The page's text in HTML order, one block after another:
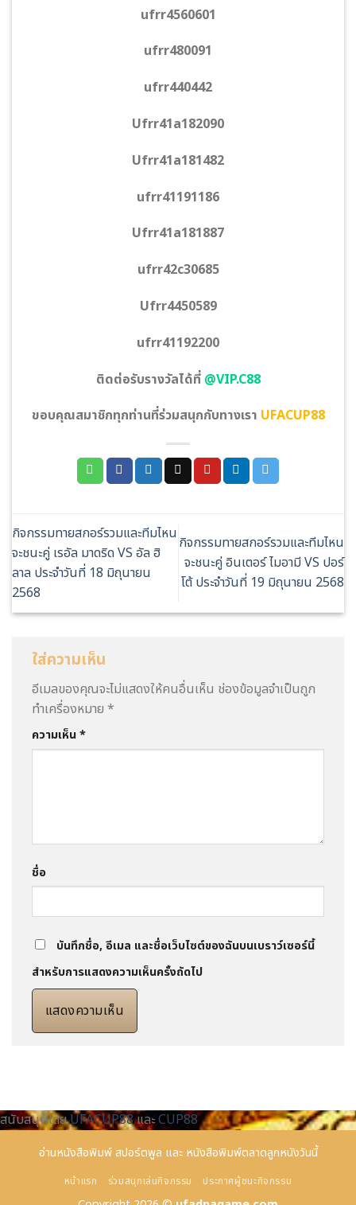
ufrr4560601
ufrr480091
ufrr440442
Ufrr41a182090
Ufrr41a181482
ufrr41191186
Ufrr41a181887
ufrr42c30685
Ufrr4450589
ufrr41192200
ติดต่อรับรางวัลได้ที่ @VIP.C88
ขอบคุณสมาชิกทุกท่านที่ร่วมสนุกกับทางเรา UFACUP88
กิจกรรมทายสกอร์รวมและทีมไหน
จะชนะคู่ เรอัล มาดริด VS อัล ฮิ
ลาล ประจำวันที่ 18 มิถุนายน
2568
กิจกรรมทายสกอร์รวมและทีมไหน
จะชนะคู่ อินเตอร์ ไมอามี VS ปอร์
โต้ ประจำวันที่ 19 มิถุนายน 2568
ใส่ความเห็น
อีเมลของคุณจะไม่แสดงให้คนอื่นเห็น ช่องข้อมูลจำเป็นถูก
ทำเครื่องหมาย *
ความเห็น*
ชื่อ
บันทึกชื่อ, อีเมล และชื่อเว็บไซต์ของฉันบนเบราว์เซอร์นี้
สำหรับการแสดงความเห็นครั้งถัดไป
สนับสนุนโดยUFACUP88และCUP88
อ่านหนังสือพิมพ์สปอร์ตพูล และ หนังสือพิมพ์ตลาดลูกหนังวันนี้
หน้าแรก ร่วมสนุกเล่นกิจกรรม ประกาศผู้ชนะกิจกรรม